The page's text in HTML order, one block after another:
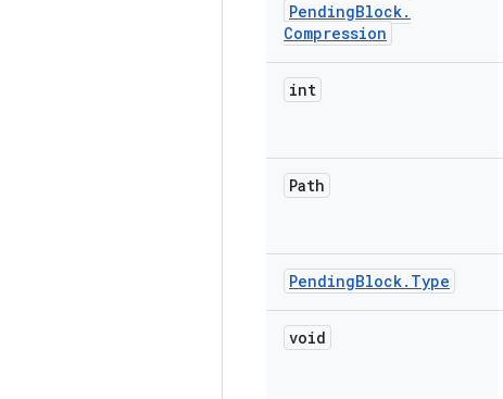
PendingBlock.
Compression
int
Path
PendingBlock. Type
void